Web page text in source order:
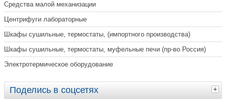
Средства малой механизации
Центрифуги лабораторные
Шкафы сушильные, термостаты, (импортного производства)
Шкафы сушильные, термостаты, муфельные печи (пр-во Россия)
Электротермическое оборудование
Поделись в соцсетях